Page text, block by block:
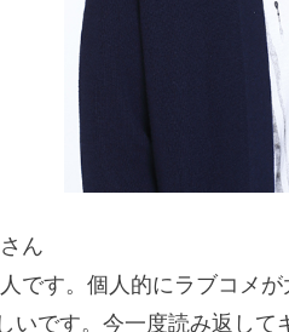
ん
です。個人的にラブコメ
いです。今一度読み返し